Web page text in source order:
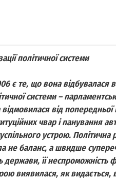
політичної системи
є те, що вона відбувалася в
системи –
від
чвар і панування
устрою.
не баланс, а швидше
її неспроможність
виявилася, як видається,